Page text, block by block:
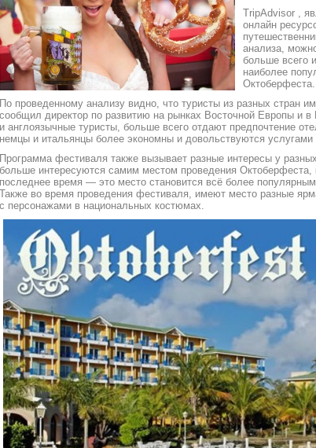
TripAdvisor ,
онлайн
анализа,
больше всего
наиболее
Октоберфеста.
По проведенному анализу видно, что туристы из разных стран
сообщил директор по развитию на рынках Восточной Европы и в
и англоязычные туристы, больше всего отдают предпочтение
немцы и итальянцы более экономны и довольствуются
Программа фестиваля также вызывает разные интересы у
больше интересуются самим местом проведения Октоберфеста,
последнее время — это место становится всё более
Также во время проведения фестиваля, имеют место разные
с персонажами в национальных костюмах.